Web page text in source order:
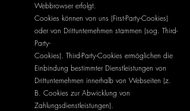
Webbrowser erfolgt.
Cookies können von uns (First-Party-Cookies)
oder von Drittunternehmen stammen (sog. Third-
Party-
Cookies). Third-Party-Cookies ermöglichen die
Einbindung bestimmter Dienstleistungen von
Drittunternehmen innerhalb von Webseiten (z.
B. Cookies zur Abwicklung von
Zahlungsdienstleistungen).